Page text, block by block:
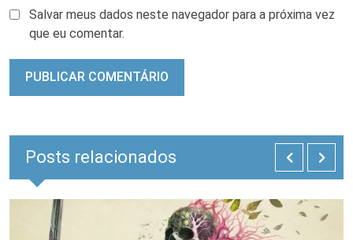
Salvar meus dados neste navegador para a próxima vez
que eu comentar.
Posts relacionados